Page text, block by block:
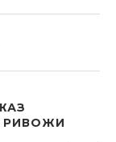
РИВОЖИ